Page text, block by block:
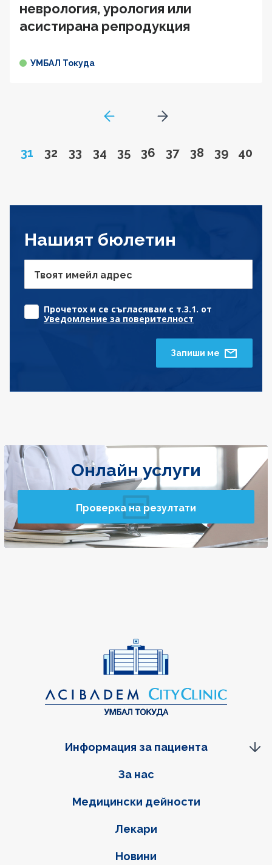
неврология, урология или
асистирана репродукция
УМБАЛ Токуда
GoToPreviousPage
Page
31 Go to page
32 Go to page
33 Go to page
34 Go to page
35 Go to page
36 Go to page
37 Go to page
38 Go to
39 Go
40
Go to next page
Нашият бюлетин
Твоят имейл адрес
Прочетох и се съгласявам с т.3.1. от
Уведомление за поверителност
Запиши ме
Онлайн услуги
Проверка на резултати
Фуутер навигация
За нас
Медицински дейности
Лекари
Новини
Информация за пациента